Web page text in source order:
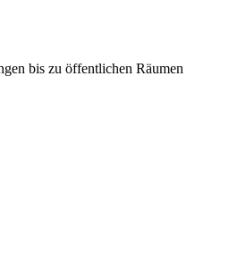
bis zu öffentlichen Räumen